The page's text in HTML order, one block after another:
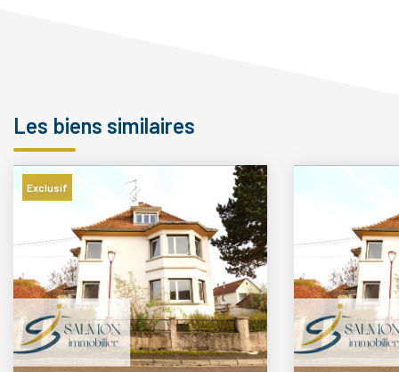
Les biens similaires
Exclusif